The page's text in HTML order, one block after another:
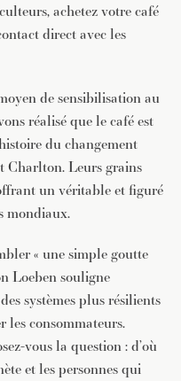
achetez votre café
direct avec les
de sensibilisation au
réalisé que le café est
du changement
Charlton. Leurs grains
un véritable et figuré
mondiaux.
« une simple goutte
Loeben souligne
systèmes plus résilients
les consommateurs.
vous la question : d’où
et les personnes qui
notre lettre
…